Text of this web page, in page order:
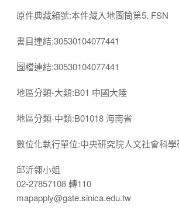
原件典藏箱號:本件藏入地圖筒第5. FSN
書目連結:30530104077441
圖檔連結:30530104077441
地區分類-大類:B01 中國大陸
地區分類-中類:B01018 海南省
數位化執行單位:中央研究院人文社會科
邱沂翎小姐
02-27857108 轉110
mapapply@gate.sinica.edu.tw